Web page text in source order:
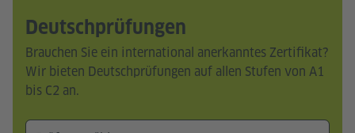
Deutschprüfungen
Brauchen Sie ein international anerkanntes Zertifikat?
Wir bieten Deutschprüfungen auf allen Stufen von A1
bis C2 an.